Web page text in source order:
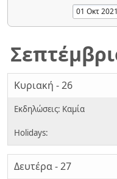
Κυριακή - 26
Δευτέρα - 27